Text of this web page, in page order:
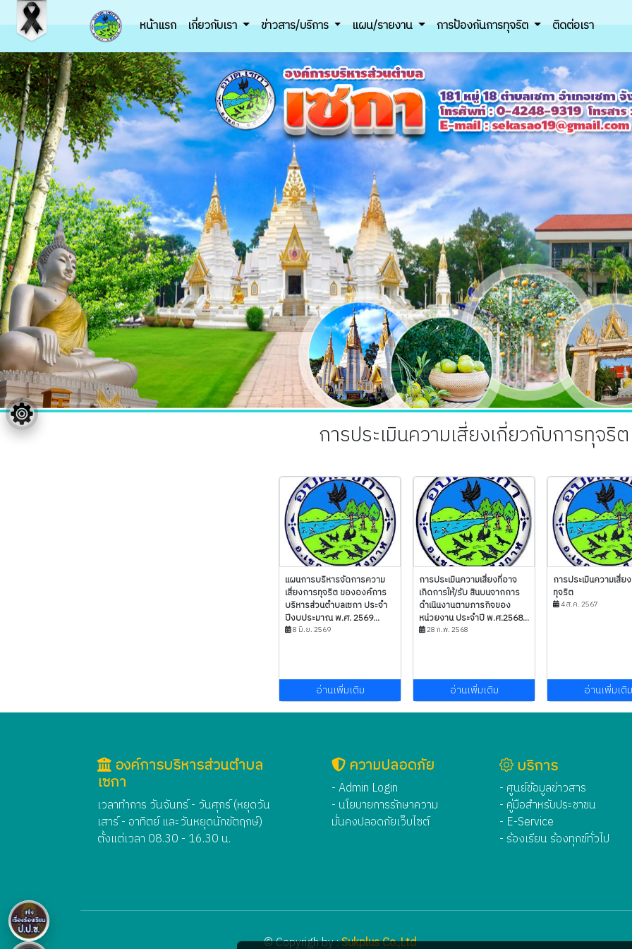
หน้าแรก เกี่ยวกับเรา ข่าวสาร/บริการ แผน/รายงาน การป้องกันการทุจริต ติดต่อเรา
การประเมินความเสี่ยงเกี่ยวกับการทุจริต
แผนการบริหารจัดการความ
เสี่ยงการทุจริต ขององค์การ
บริหารส่วนตำบลเซกา ประจำ
ปีงบประมาณ พ.ศ. 2569...
8 มิ.ย. 2569
อ่านเพิ่มเติม
การประเมินความเสี่ยงที่อาจ
เกิดการให้/รับ สินบนจากการ
ดำเนินงานตามภารกิจของ
หน่วยงาน ประจำปี พ.ศ.2568...
28 ก.พ. 2568
อ่านเพิ่มเติม
การประเมินความเสี่ย
ทุจริต
4 ส.ค. 2567
อ่านเพิ่มเติม
องค์การบริหารส่วนตำบล
เซกา
เวลาทำการ วันจันทร์ - วันศุกร์ (หยุดวัน
เสาร์ - อาทิตย์ และวันหยุดนักขัตฤกษ์)
ตั้งแต่เวลา 08.30 - 16.30 น.
ความปลอดภัย
- Admin Login
- นโยบายการรักษาความ
มั่นคงปลอดภัยเว็บไซต์
บริการ
- ศูนย์ข้อมูลข่าวสาร
- คู่มือสำหรับประชาชน
- E-Service
- ร้องเรียน ร้องทุกข์ทั่วไป
© Copyrigh by :Sukplus Co.,Ltd